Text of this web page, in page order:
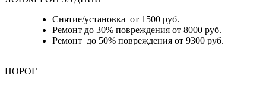
Снятие/установка от 1500 руб.
Ремонт до 30% повреждения от 8000 руб.
Ремонт до 50% повреждения от 9300 руб.
ПОРОГ